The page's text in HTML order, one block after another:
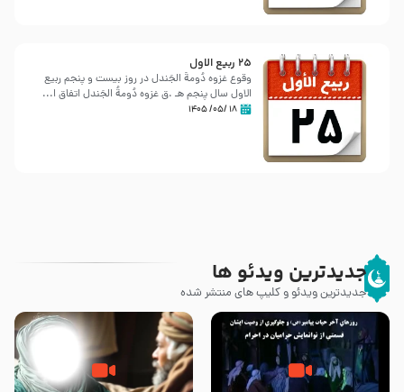
25 ربيع الاول
وقوع غزوه دُومةُ الجَندل در روز بیست و پنجم ربیع
الاول سال پنجم هـ .ق غزوه دُومةُ الجَندل اتفاق ا...
۱۸ /۰۵/ ۱۴۰۵
جدیدترین ویدئو ها
جدیدترین ویدئو و کلیپ های منتشر شده